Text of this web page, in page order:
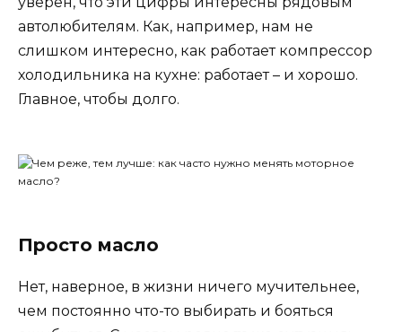
автолюбителям. Как, например, нам не
слишком интересно, как работает компрессор
холодильника на кухне: работает – и хорошо.
Главное, чтобы долго.
Просто масло
Нет, наверное, в жизни ничего мучительнее,
чем постоянно что-то выбирать и бояться